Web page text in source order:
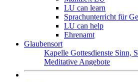
LU can learn
Sprachunterricht für
LU can help
Ehrenamt
Glaubensort
Kapelle Gottesdienste Sinn,
Meditative Angebote